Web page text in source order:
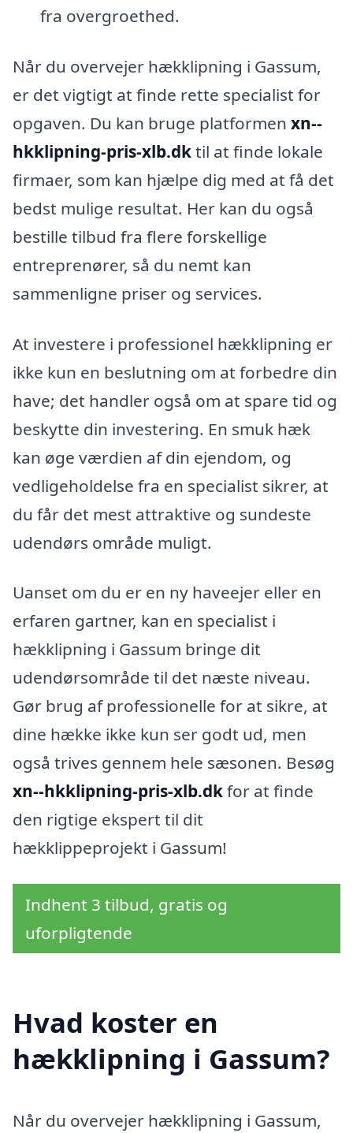
fra overgroethed.
Når du overvejer hækklipning i Gassum,
er det vigtigt at finde rette specialist for
opgaven. Du kan bruge platformen xn--
hkklipning-pris-xlb.dktil at finde lokale
firmaer, som kan hjælpe dig med at få det
bedst mulige resultat. Her kan du også
bestille tilbud fra flere forskellige
entreprenører, så du nemt kan
sammenligne priser og services.
At investere i professionel hækklipning er
ikke kun en beslutning om at forbedre din
have; det handler også om at spare tid og
beskytte din investering. En smuk hæk
kan øge værdien af din ejendom, og
vedligeholdelse fra en specialist sikrer, at
du får det mest attraktive og sundeste
udendørs område muligt.
Uanset om du er en ny haveejer eller en
erfaren gartner, kan en specialist i
hækklipning i Gassum bringe dit
udendørsområde til det næste niveau.
Gør brug af professionelle for at sikre, at
dine hække ikke kun ser godt ud, men
også trives gennem hele sæsonen. Besøg
xn--hkklipning-pris-xlb.dkfor at finde
den rigtige ekspert til dit
hækklippeprojekt i Gassum!
Indhent 3 tilbud, gratis og
uforpligtende
Hvad koster en
hækklipning i Gassum?
Når du overvejer hækklipning i Gassum,